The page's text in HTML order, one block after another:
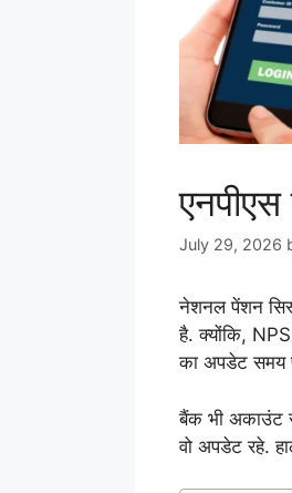
July 29, 2026
नेशनल पेंशन
है. क्योंकि,
का अपडेट समय
बैंक भी अकाउंट
वो अपडेट रहे.